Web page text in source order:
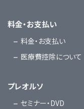
料金・お支払い
料金・お支払い
医療費控除について
プレオルソ
セミナー・DVD